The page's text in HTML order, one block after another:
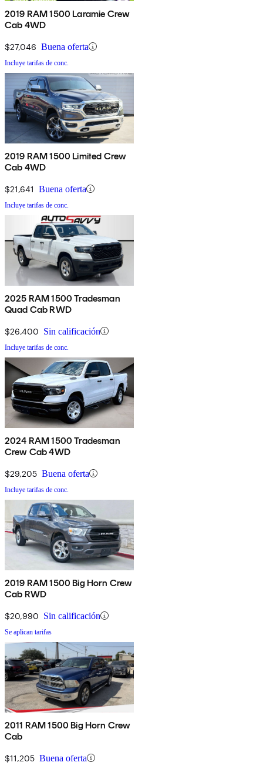
2019 RAM 1500 Laramie Crew
Cab 4WD
$27,046 Buena oferta
Incluye tarifas de conc.
2019 RAM 1500 Limited Crew
Cab 4WD
$21,641 Buena oferta
Incluye tarifas de conc.
2025 RAM 1500 Tradesman
Quad Cab RWD
$26,400 Sin calificación
Incluye tarifas de conc.
2024 RAM 1500 Tradesman
Crew Cab 4WD
$29,205 Buena oferta
Incluye tarifas de conc.
2019 RAM 1500 Big Horn Crew
Cab RWD
$20,990 Sin calificación
Se aplican tarifas
2011 RAM 1500 Big Horn Crew
Cab
$11,205 Buena oferta